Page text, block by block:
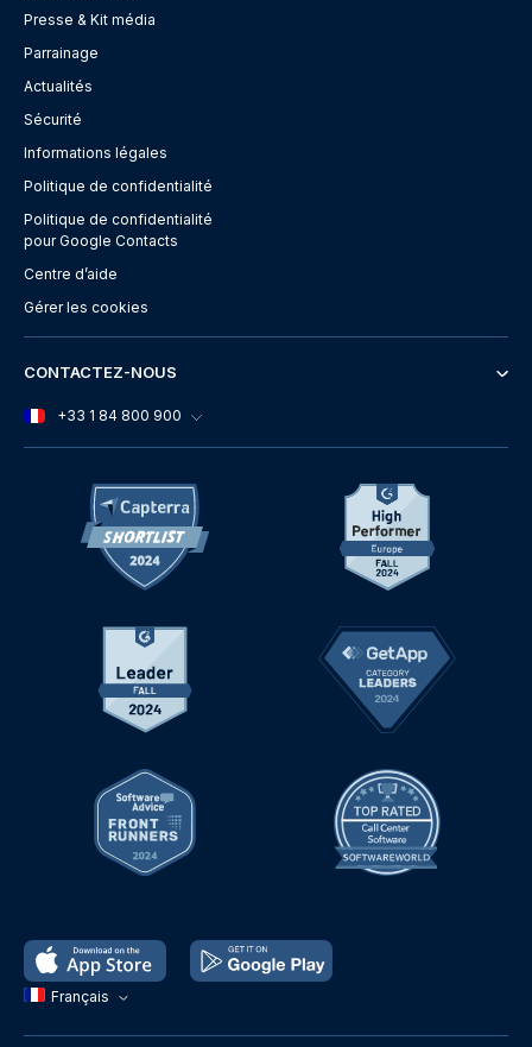
Français
Presse & Kit média
Parrainage
Actualités
Sécurité
Informations légales
Politique de confidentialité
Politique de confidentialité
pour Google Contacts
Centre d’aide
Gérer les cookies
CONTACTEZ-NOUS
+33 1 84 800 900